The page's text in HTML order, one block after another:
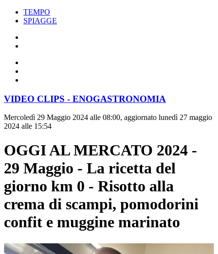
TEMPO
SPIAGGE
VIDEO CLIPS - ENOGASTRONOMIA
Mercoledì 29 Maggio 2024 alle 08:00, aggiornato lunedì 27 maggio
2024 alle 15:54
OGGI AL MERCATO 2024 -
29 Maggio - La ricetta del
giorno km 0 - Risotto alla
crema di scampi, pomodorini
confit e muggine marinato